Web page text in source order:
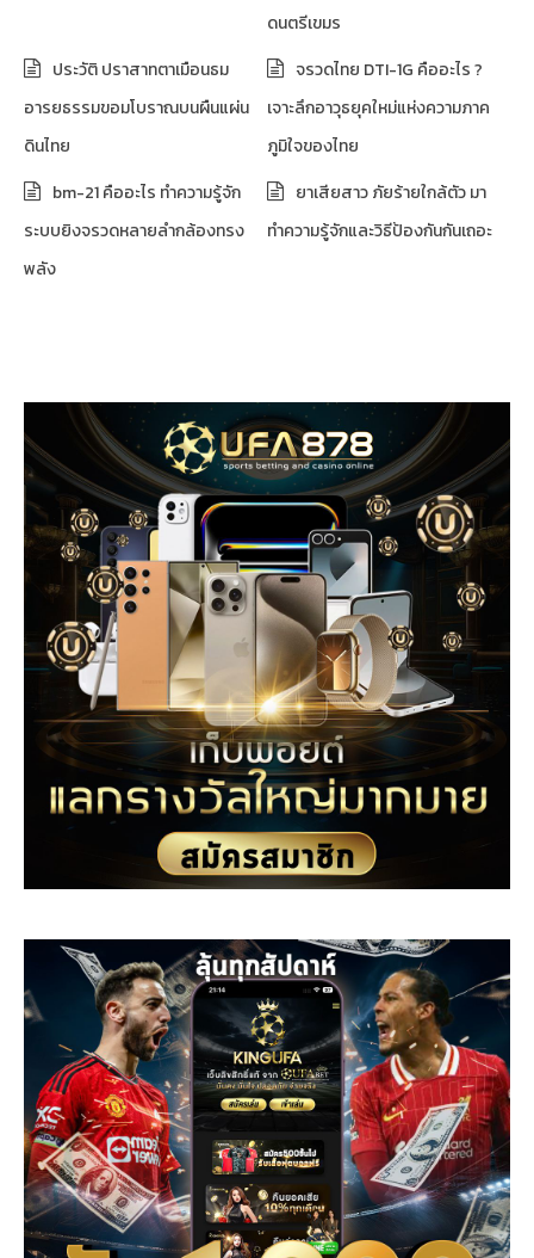
ดนตรีเขมร
ประวัติ ปราสาทตาเมือนธม
อารยธรรมขอมโบราณบนผืนแผ่น
ดินไทย
จรวดไทย DTI-1G คืออะไร ?
เจาะลึกอาวุธยุคใหม่แห่งความภาค
ภูมิใจของไทย
bm-21 คืออะไร ทำความรู้จัก
ระบบยิงจรวดหลายลำกล้องทรง
พลัง
ยาเสียสาว ภัยร้ายใกล้ตัว มา
ทำความรู้จักและวิธีป้องกันกันเถอะ